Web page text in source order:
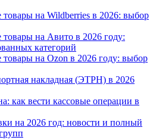
на Wildberries в 2026: выбор
на Авито в 2026 году:
категорий
на Ozon в 2026 году: выбор
накладная (ЭТРН) в 2026
как вести кассовые операции в
на 2026 год: новости и полный